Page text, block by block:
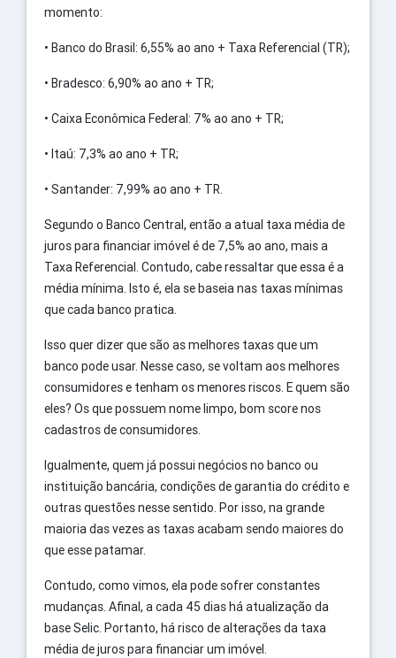
momento:
• Banco do Brasil: 6,55% ao ano + Taxa Referencial (TR);
• Bradesco: 6,90% ao ano + TR;
• Caixa Econômica Federal: 7% ao ano + TR;
• Itaú: 7,3% ao ano + TR;
• Santander: 7,99% ao ano + TR.
Segundo o Banco Central, então a atual taxa média de
juros para financiar imóvel é de 7,5% ao ano, mais a
Taxa Referencial. Contudo, cabe ressaltar que essa é a
média mínima. Isto é, ela se baseia nas taxas mínimas
que cada banco pratica.
Isso quer dizer que são as melhores taxas que um
banco pode usar. Nesse caso, se voltam aos melhores
consumidores e tenham os menores riscos. E quem são
eles? Os que possuem nome limpo, bom score nos
cadastros de consumidores.
Igualmente, quem já possui negócios no banco ou
instituição bancária, condições de garantia do crédito e
outras questões nesse sentido. Por isso, na grande
maioria das vezes as taxas acabam sendo maiores do
que esse patamar.
Contudo, como vimos, ela pode sofrer constantes
mudanças. Afinal, a cada 45 dias há atualização da
base Selic. Portanto, há risco de alterações da taxa
média de juros para financiar um imóvel.